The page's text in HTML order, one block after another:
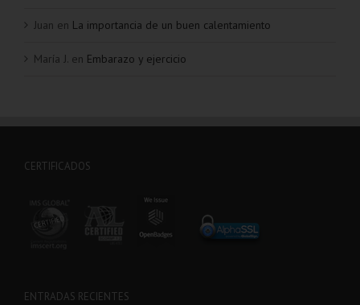
Juan en La importancia de un buen calentamiento
María J. en Embarazo y ejercicio
CERTIFICADOS
ENTRADAS RECIENTES